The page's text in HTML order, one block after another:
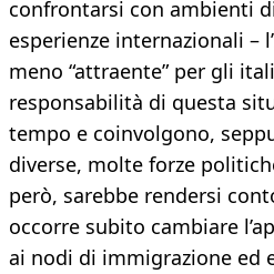
confrontarsi con ambienti
esperienze internazionali –
meno “attraente” per gli
responsabilità di questa
tempo e coinvolgono,
diverse, molte forze
però, sarebbe rendersi
occorre subito cambiare
ai nodi di immigrazione ed